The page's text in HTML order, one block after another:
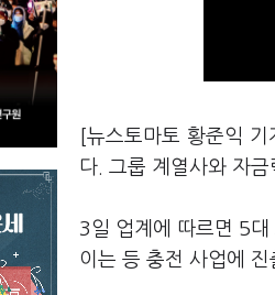
[뉴스토마토 황준익
다. 그룹 계열사와 자
3일 업계에 따르면 5
이는 등 충전 사업에 진